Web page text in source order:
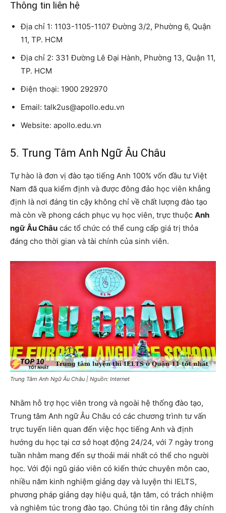
Thông tin liên hệ
Địa chỉ 1: 1103-1105-1107 Đường 3/2, Phường 6, Quận
11, TP. HCM
Địa chỉ 2: 331 Đường Lê Đại Hành, Phường 13, Quận 11,
TP. HCM
Điện thoại: 1900 292970
Email: talk2us@apollo.edu.vn
Website: apollo.edu.vn
5. Trung Tâm Anh Ngữ Âu Châu
Tự hào là đơn vị đào tạo tiếng Anh 100% vốn đầu tư Việt
Nam đã qua kiểm định và được đông đảo học viên khẳng
định là nơi đáng tin cậy không chỉ về chất lượng đào tạo
mà còn về phong cách phục vụ học viên, trực thuộc Anh
ngữ Âu Châu các tổ chức có thể cung cấp giá trị thỏa
đáng cho thời gian và tài chính của sinh viên.
Trung Tâm Anh Ngữ Âu Châu | Nguồn: Internet
Nhằm hỗ trợ học viên trong và ngoài hệ thống đào tạo,
Trung tâm Anh ngữ Âu Châu có các chương trình tư vấn
trực tuyến liên quan đến việc học tiếng Anh và định
hướng du học tại cơ sở hoạt động 24/24, với 7 ngày trong
tuần nhằm mang đến sự thoải mái nhất có thể cho người
học. Với đội ngũ giáo viên có kiến ​​thức chuyên môn cao,
nhiều năm kinh nghiệm giảng dạy và luyện thi IELTS,
phương pháp giảng dạy hiệu quả, tận tâm, có trách nhiệm
và nghiêm túc trong đào tạo. Chúng tôi tin rằng đây chính